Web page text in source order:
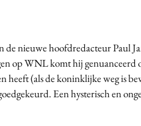
de nieuwe hoofdredacteur Paul
op WNL komt hij
heeft (als de koninklijke weg is
Een hysterisch en